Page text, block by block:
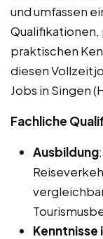
und umfassen
Qualifikationen,
praktischen
diesen
Jobs in Singen
Fachliche
Ausbildung
Kenntnisse